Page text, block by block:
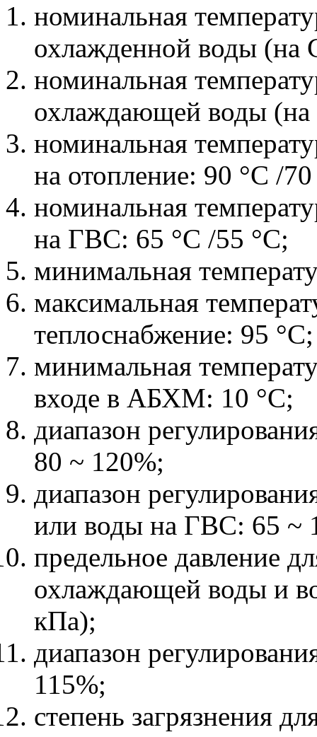
номинальная
охлажденной воды
номинальная
охлаждающей воды
номинальная
на отопление: 90 °С /
номинальная
на ГВС: 65 °С /55 °С;
минимальная
максимальная
теплоснабжение: 95 °С;
минимальная
входе в АБХМ: 10 °С;
диапазон
80 ~ 120%;
диапазон
или воды на ГВС: 65 ~
предельное давление
охлаждающей воды и
кПа);
диапазон
115%;
степень загрязнения